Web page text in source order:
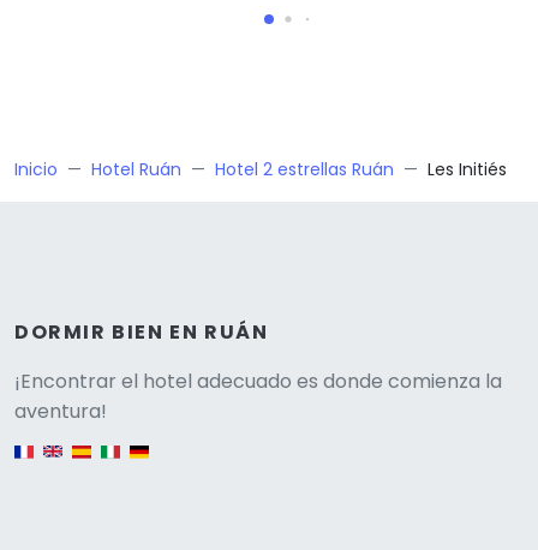
Inicio Hotel Ruán Hotel 2 estrellas Ruán Les Initiés
DORMIR BIEN EN RUÁN
¡Encontrar el hotel adecuado es donde comienza la
aventura!
English version